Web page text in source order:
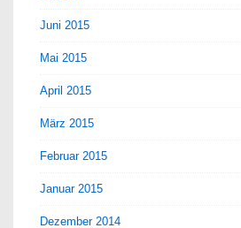
Juni 2015
Mai 2015
April 2015
März 2015
Februar 2015
Januar 2015
Dezember 2014